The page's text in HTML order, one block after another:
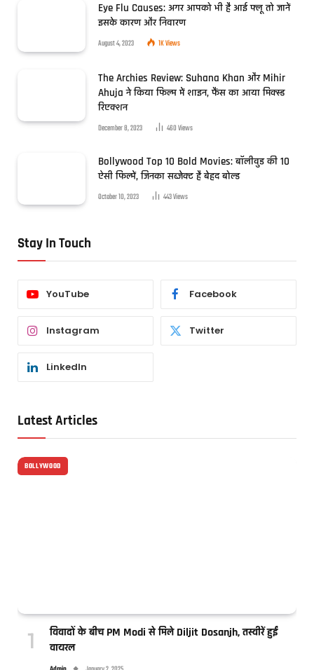
Eye Flu Causes: अगर आपको भी है आई फ्लू तो जानें
इसके कारण और निवारण
August 4, 2023 1KViews
The Archies Review: Suhana Khan और Mihir
Ahuja ने किया फिल्म में शाइन, फैंस का आया मिक्स्ड
रिएक्शन
December 8, 2023 460Views
Bollywood Top 10 Bold Movies: बॉलीवुड की 10
ऐसी फिल्में, जिनका सब्जेक्ट है बेहद बोल्ड
October 10, 2023 443Views
Stay In Touch
YouTube Facebook
Instagram Twitter
LinkedIn
Latest Articles
BOLLYWOOD
विवादों के बीच PM Modi से मिले Diljit Dosanjh, तस्वीरें हुईं
वायरल